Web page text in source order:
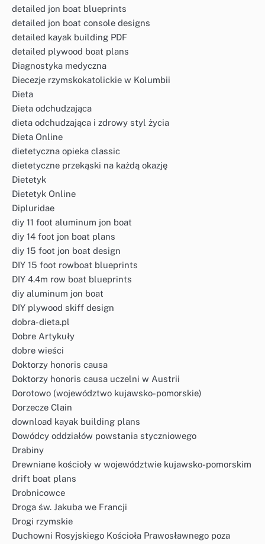
detailed jon boat blueprints
detailed jon boat console designs
detailed kayak building PDF
detailed plywood boat plans
Diagnostyka medyczna
Diecezje rzymskokatolickie w Kolumbii
Dieta
Dieta odchudzająca
dieta odchudzająca i zdrowy styl życia
Dieta Online
dietetyczna opieka classic
dietetyczne przekąski na każdą okazję
Dietetyk
Dietetyk Online
Dipluridae
diy 11 foot aluminum jon boat
diy 14 foot jon boat plans
diy 15 foot jon boat design
DIY 15 foot rowboat blueprints
DIY 4.4m row boat blueprints
diy aluminum jon boat
DIY plywood skiff design
dobra-dieta.pl
Dobre Artykuły
dobre wieści
Doktorzy honoris causa
Doktorzy honoris causa uczelni w Austrii
Dorotowo (województwo kujawsko-pomorskie)
Dorzecze Clain
download kayak building plans
Dowódcy oddziałów powstania styczniowego
Drabiny
Drewniane kościoły w województwie kujawsko-pomorskim
drift boat plans
Drobnicowce
Droga św. Jakuba we Francji
Drogi rzymskie
Duchowni Rosyjskiego Kościoła Prawosławnego poza